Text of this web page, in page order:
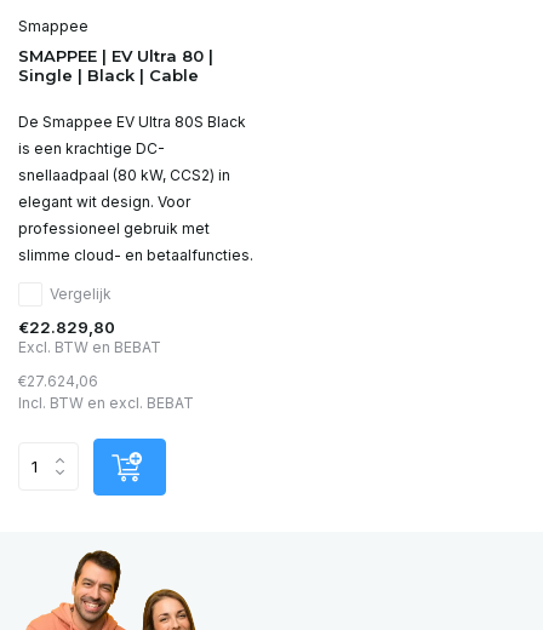
Smappee
SMAPPEE | EV Ultra 80 |
Single | Black | Cable
De Smappee EV Ultra 80S Black
is een krachtige DC-
snellaadpaal (80 kW, CCS2) in
elegant wit design. Voor
professioneel gebruik met
slimme cloud- en betaalfuncties.
Vergelijk
€22.829,80
Excl. BTW en BEBAT
€27.624,06
Incl. BTW en excl. BEBAT